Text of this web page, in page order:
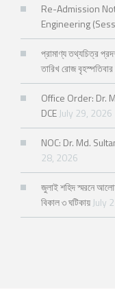
Re-Admission
Engineering
প্রামাণ্য তথ্যচিত্র
তারিখ রোজ
Office Order: Dr.
DCE July 29, 2026
NOC: Dr. Md.
28, 2026
জুলাই শহিদ স্মরনে
বিকাল ৩ ঘটিকায় July